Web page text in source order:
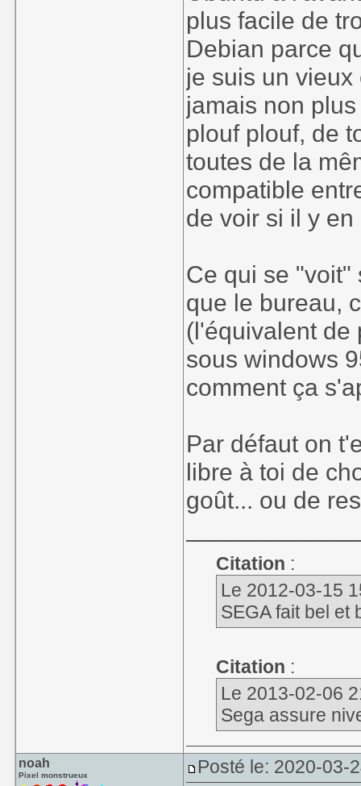
plus facile de
Debian parce
je suis un
jamais non
plouf plouf, de
toutes de la
compatible
de voir si il y
Ce qui se "voit"
que le bureau,
(l'équivalent de
sous windows
comment ça
Par défaut on
libre à toi de
goût... ou de
Citation :
Le 2012-03-15
SEGA fait bel et
Citation :
Le 2013-02-06
Sega assure
noah
Pixel monstrueux Posté le: 2020-03-